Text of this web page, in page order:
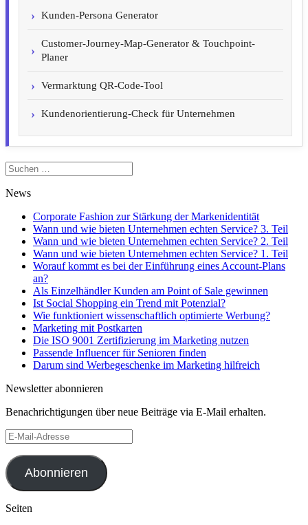
Kunden-Persona Generator
Customer-Journey-Map-Generator & Touchpoint-
Planer
Vermarktung QR-Code-Tool
Kundenorientierung-Check für Unternehmen
Suchen
nach:
News
Corporate Fashion zur Stärkung der Markenidentität
Wann und wie bieten Unternehmen echten Service? 3. Teil
Wann und wie bieten Unternehmen echten Service? 2. Teil
Wann und wie bieten Unternehmen echten Service? 1. Teil
Worauf kommt es bei der Einführung eines Account-Plans
an?
Als Einzelhändler Kunden am Point of Sale gewinnen
Ist Social Shopping ein Trend mit Potenzial?
Wie funktioniert wissenschaftlich optimierte Werbung?
Marketing mit Postkarten
Die ISO 9001 Zertifizierung im Marketing nutzen
Passende Influencer für Senioren finden
Darum sind Werbegeschenke im Marketing hilfreich
Newsletter abonnieren
Benachrichtigungen über neue Beiträge via E-Mail erhalten.
E-
Mail-
Adresse
Abonnieren
Seiten